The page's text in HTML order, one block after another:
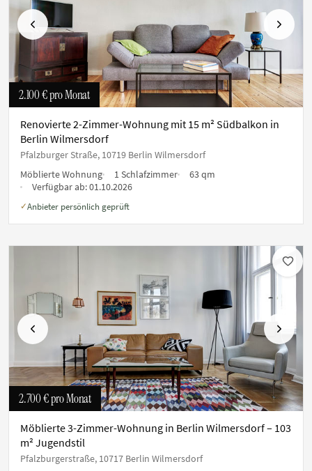
Vorherige Nächste
2.100 €pro Monat
Renovierte 2-Zimmer-Wohnung mit 15 m² Südbalkon in
Berlin Wilmersdorf
Pfalzburger Straße, 10719 Berlin Wilmersdorf
Möblierte Wohnung
1 Schlafzimmer
63 qm
Verfügbar ab:01.10.2026
✓Anbieter persönlich geprüft
Vorherige Nächste
2.700 €pro Monat
Möblierte 3-Zimmer-Wohnung in Berlin Wilmersdorf – 103
m² Jugendstil
Pfalzburgerstraße, 10717 Berlin Wilmersdorf